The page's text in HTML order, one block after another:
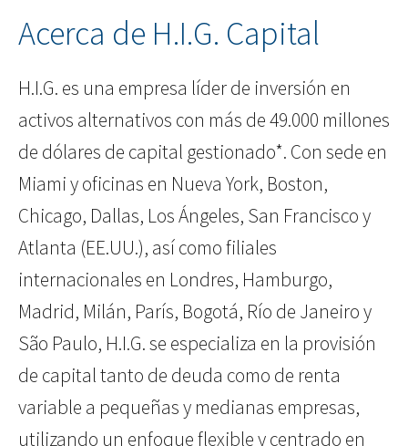
Acerca de H.I.G. Capital
H.I.G. es una empresa líder de inversión en
activos alternativos con más de 49.000 millones
de dólares de capital gestionado*. Con sede en
Miami y oficinas en Nueva York, Boston,
Chicago, Dallas, Los Ángeles, San Francisco y
Atlanta (EE.UU.), así como filiales
internacionales en Londres, Hamburgo,
Madrid, Milán, París, Bogotá, Río de Janeiro y
São Paulo, H.I.G. se especializa en la provisión
de capital tanto de deuda como de renta
variable a pequeñas y medianas empresas,
utilizando un enfoque flexible y centrado en